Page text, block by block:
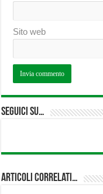
Sito web
Seguici su…
Articoli correlati…